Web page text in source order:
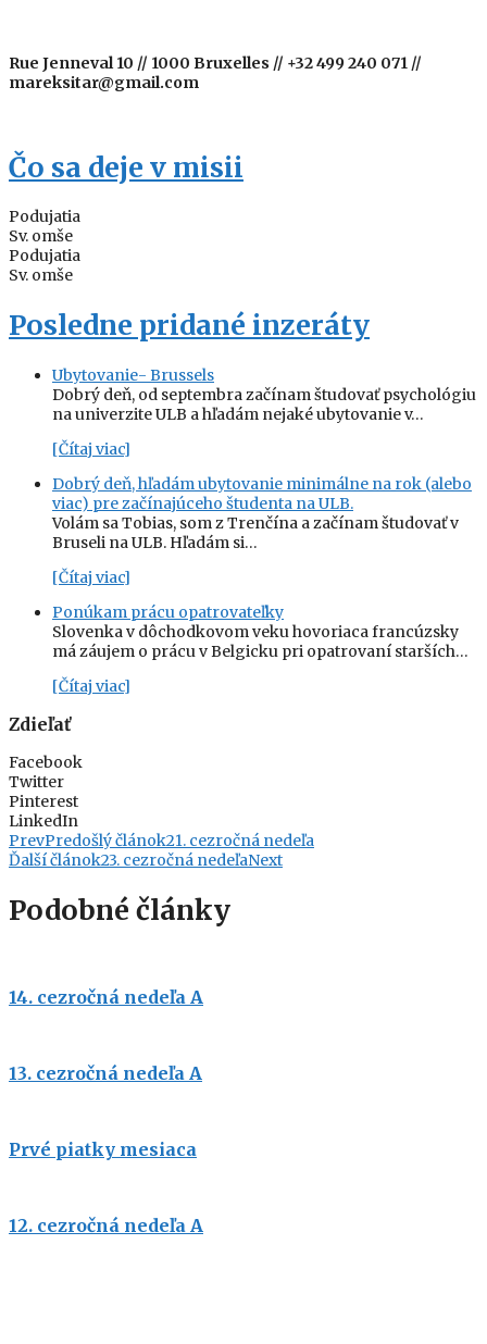
Rue Jenneval 10 // 1000 Bruxelles // +32 499 240 071 //
mareksitar@gmail.com
Čo sa deje v misii
Podujatia
Sv. omše
Podujatia
Sv. omše
Posledne pridané inzeráty
Ubytovanie- Brussels
Dobrý deň, od septembra začínam študovať psychológiu
na univerzite ULB a hľadám nejaké ubytovanie v…
[Čítaj viac]
Dobrý deň, hľadám ubytovanie minimálne na rok (alebo
viac) pre začínajúceho študenta na ULB.
Volám sa Tobias, som z Trenčína a začínam študovať v
Bruseli na ULB. Hľadám si…
[Čítaj viac]
Ponúkam prácu opatrovateľky
Slovenka v dôchodkovom veku hovoriaca francúzsky
má záujem o prácu v Belgicku pri opatrovaní starších…
[Čítaj viac]
Zdieľať
Facebook
Twitter
Pinterest
LinkedIn
PrevPredošlý článok21. cezročná nedeľa
Ďalší článok23. cezročná nedeľaNext
Podobné články
14. cezročná nedeľa A
13. cezročná nedeľa A
Prvé piatky mesiaca
12. cezročná nedeľa A